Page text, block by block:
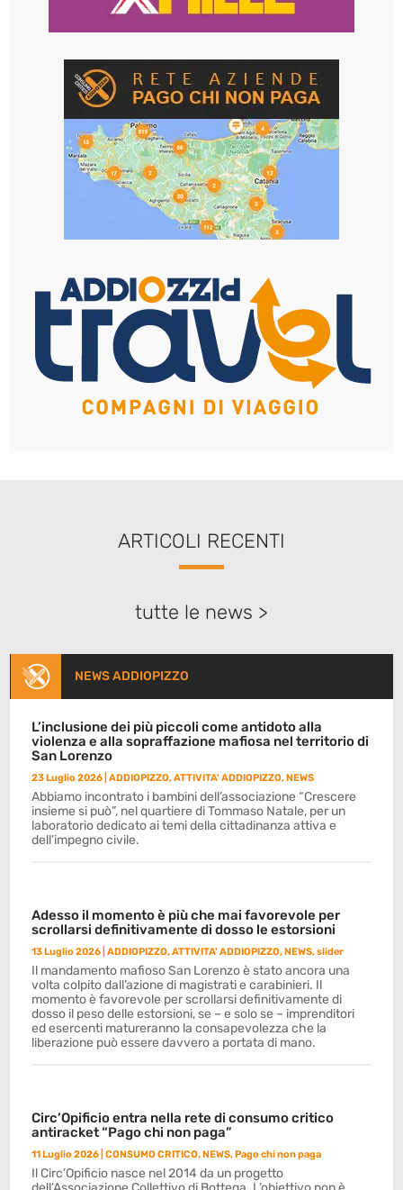
ARTICOLI RECENTI
tutte le news >
NEWS ADDIOPIZZO
L’inclusione dei più piccoli come antidoto alla
violenza e alla sopraffazione mafiosa nel territorio di
San Lorenzo
23 Luglio 2026 |ADDIOPIZZO,ATTIVITA' ADDIOPIZZO,NEWS
Abbiamo incontrato i bambini dell’associazione “Crescere
insieme si può”, nel quartiere di Tommaso Natale, per un
laboratorio dedicato ai temi della cittadinanza attiva e
dell’impegno civile.
Adesso il momento è più che mai favorevole per
scrollarsi definitivamente di dosso le estorsioni
13 Luglio 2026 |ADDIOPIZZO,ATTIVITA' ADDIOPIZZO,NEWS,slider
Il mandamento mafioso San Lorenzo è stato ancora una
volta colpito dall’azione di magistrati e carabinieri. Il
momento è favorevole per scrollarsi definitivamente di
dosso il peso delle estorsioni, se – e solo se – imprenditori
ed esercenti matureranno la consapevolezza che la
liberazione può essere davvero a portata di mano.
Circ’Opificio entra nella rete di consumo critico
antiracket “Pago chi non paga”
11 Luglio 2026 |CONSUMO CRITICO,NEWS,Pago chi non paga
Il Circ’Opificio nasce nel 2014 da un progetto